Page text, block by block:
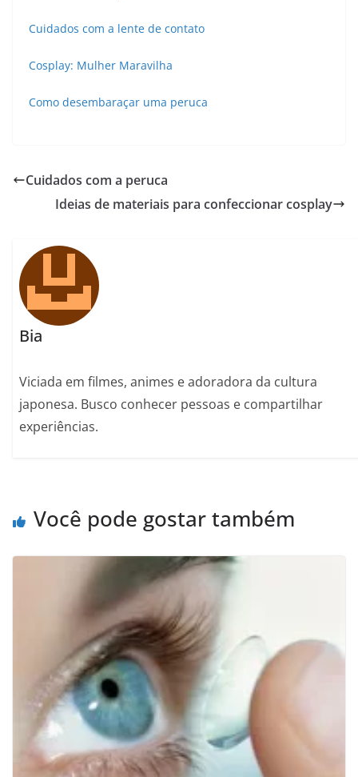
Cuidados com a lente de contato
Cosplay: Mulher Maravilha
Como desembaraçar uma peruca
Cuidados com a peruca
Ideias de materiais para confeccionar cosplay
Bia
Viciada em filmes, animes e adoradora da cultura
japonesa. Busco conhecer pessoas e compartilhar
experiências.
Você pode gostar também